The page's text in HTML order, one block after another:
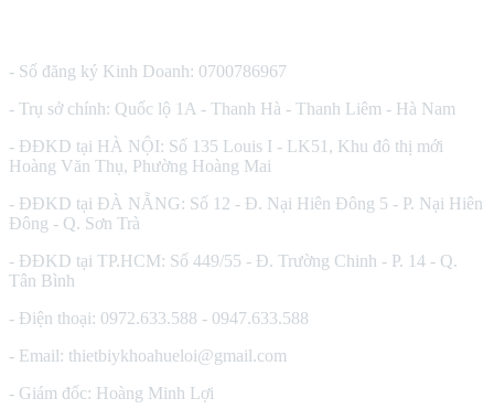
- Số đăng ký Kinh Doanh: 0700786967
- Trụ sở chính: Quốc lộ 1A - Thanh Hà - Thanh Liêm - Hà Nam
- ĐĐKD tại HÀ NỘI: Số 135 Louis I - LK51, Khu đô thị mới
Hoàng Văn Thụ, Phường Hoàng Mai
- ĐĐKD tại ĐÀ NẴNG: Số 12 - Đ. Nại Hiên Đông 5 - P. Nại Hiên
Đông - Q. Sơn Trà
- ĐĐKD tại TP.HCM: Số 449/55 - Đ. Trường Chinh - P. 14 - Q.
Tân Bình
- Điện thoại: 0972.633.588 - 0947.633.588
- Email: thietbiykhoahueloi@gmail.com
- Giám đốc: Hoàng Minh Lợi